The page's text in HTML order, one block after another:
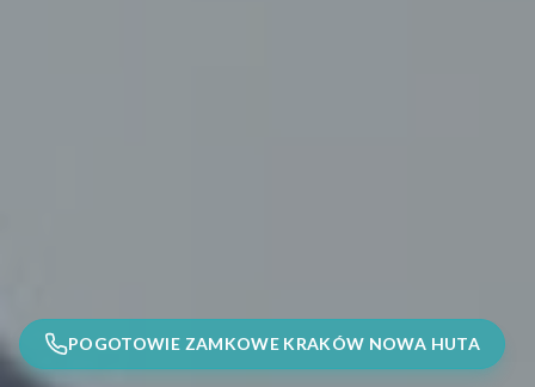
POGOTOWIE ZAMKOWE KRAKÓW NOWA HUTA